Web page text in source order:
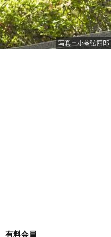
写真＝小峯弘四郎
有料会員